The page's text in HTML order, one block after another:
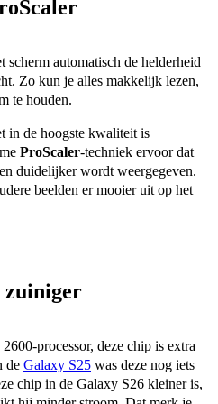
scherm automatisch de helderheid
Zo kun je alles makkelijk lezen,
te houden.
in de hoogste kwaliteit is
ProScaler-techniek ervoor dat
duidelijker wordt weergegeven.
beelden er mooier uit op het
zuiniger
processor, deze chip is extra
de Galaxy S25 was deze nog iets
chip in de Galaxy S26 kleiner is,